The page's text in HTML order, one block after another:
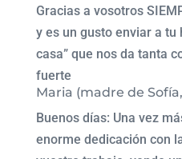
Gracias a vosotros
y es un gusto enviar a tu
casa” que nos da tanta
fuerte
Maria (madre de
Buenos días: Una vez
enorme dedicación con